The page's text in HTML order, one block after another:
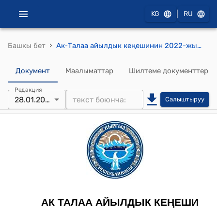
KG RU
Башкы бет › Ак-Талаа айылдык кеңешинин 2022-жылдын 28-январындагы № VII-I-VI "Эс алуу үчүн жеңил типтеги эс алуучу жай жана туристик багытта мейманкана, ден соолукту чыңдоо комплекс курууга У.Эшмамбетов сурап жаткан Ак-Талаа айыл аймагынын айыл өкмөтүнө караштуу Калинин айылындагы “Кормоцех” участкасындагы 2,0га айыл чарба багытындагы саздак, суулу жайыт жер аянтын трансформация кылууга сунуштоо жөнүндө" токтому
Документ Маалыматтар Шилтеме документтер
Редакция
28.01.2022 Салыштыруу